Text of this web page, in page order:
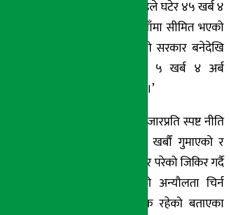
खर्ब ४ अर्ब ९५ करोडले घटेर ४५ खर्ब ४
अर्ब ४३ करोड रुपैयाँमा सीमित भएको
छ ।’, उनले भने, ‘यो सरकार बनेदेखि
सेयर लगानीकर्ताले ५ खर्ब ४ अर्ब
रुपैयाँ गुमाएका छन् ।’
त्यस्तै, उनले सेयर बजारप्रति स्पष्ट नीति
नहुँदा लगानीकर्ताले खर्बौं गुमाएको र
समेत असर परेको जिकिर गर्दै
लगानीकर्तामा रहेको अन्यौलताचिर्न
स्पष्ट नीति आवश्यक रहेको बताएका